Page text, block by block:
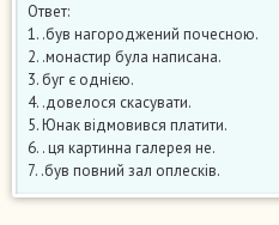
Ответ:
1. .був нагороджений почесною.
2. .монастир була написана.
3. буг є однією.
4. .довелося скасувати.
5. Юнак відмовився платити.
6. . ця картинна галерея не.
7. .був повний зал оплесків.